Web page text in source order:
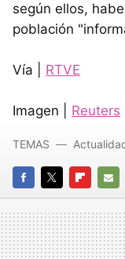
según ellos,
población
Vía | RTVE
Imagen | Reuters
FACEBOOK
TWITTER
E-
MAIL
TEMAS